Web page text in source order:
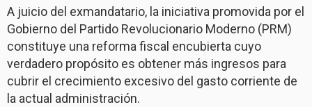
A juicio del exmandatario, la iniciativa promovida por el
Gobierno del Partido Revolucionario Moderno (PRM)
constituye una reforma fiscal encubierta cuyo
verdadero propósito es obtener más ingresos para
cubrir el crecimiento excesivo del gasto corriente de
la actual administración.